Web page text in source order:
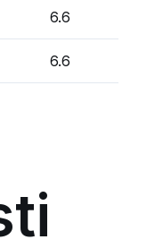
6.6
6.6